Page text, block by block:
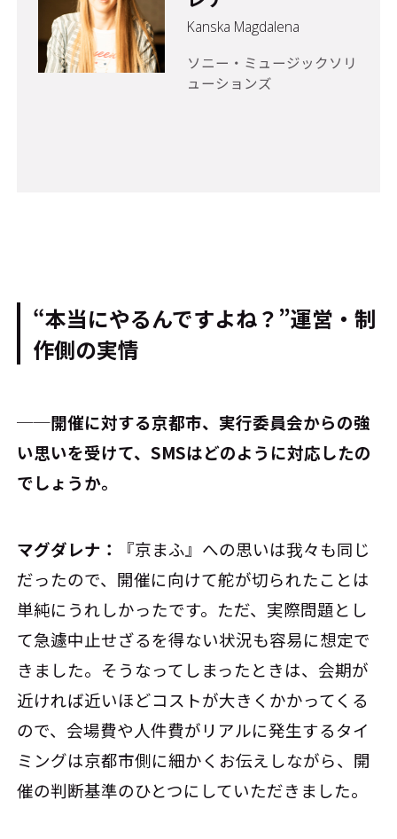
Kanska Magdalena
ソニー・ミュージックソリ
ューションズ
“本当にやるんですよね？”――運営・制
作側の実情
──開催に対する京都市、実行委員会からの強
い思いを受けて、SMSはどのように対応したの
でしょうか。
マグダレナ：
『京まふ』への思いは我々も同じ
だったので、開催に向けて舵が切られたことは
単純にうれしかったです。ただ、実際問題とし
て急遽中止せざるを得ない状況も容易に想定で
きました。そうなってしまったときは、会期が
近ければ近いほどコストが大きくかかってくる
ので、会場費や人件費がリアルに発生するタイ
ミングは京都市側に細かくお伝えしながら、開
催の判断基準のひとつにしていただきました。